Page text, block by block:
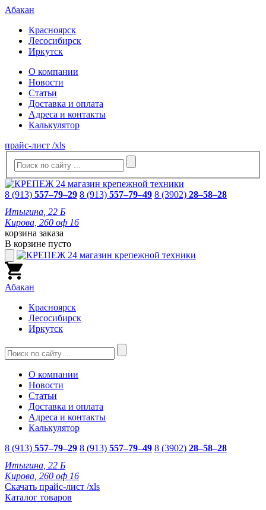
Абакан
Красноярск
Лесосибирск
Иркутск
О компании
Новости
Статьи
Доставка и оплата
Адреса и контакты
Калькулятор
прайс-лист /xls
8 (913) 557–79–29 8 (913) 557–79–49 8 (3902) 28–58–28
Итыгина, 22 Б
Кирова, 260 оф 16
корзина заказа
В корзине пусто
Абакан
Красноярск
Лесосибирск
Иркутск
О компании
Новости
Статьи
Доставка и оплата
Адреса и контакты
Калькулятор
8 (913) 557–79–29 8 (913) 557–79–49 8 (3902) 28–58–28
Итыгина, 22 Б
Кирова, 260 оф 16
Скачать прайс-лист /xls
Каталог товаров